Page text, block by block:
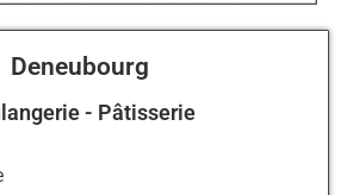
Deneubourg
- Pâtisserie